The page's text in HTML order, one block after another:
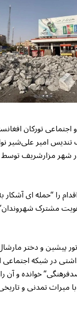
تورکان
تندیس امیر علی‌شیر
شهر مزارشریف توسط
را “حمله ای
مشترک شهروندان”
پیشین و دختر
در شبکه
خوانده و آن
میراث تمدنی و